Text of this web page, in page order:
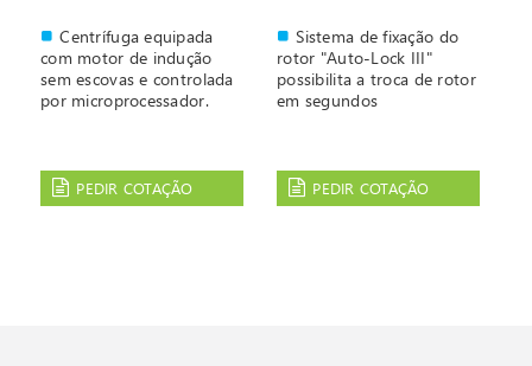
Centrífuga equipada
com motor de indução
sem escovas e controlada
por microprocessador.
PEDIR COTAÇÃO
Sistema de fixação do
rotor "Auto-Lock III"
possibilita a troca de rotor
em segundos
PEDIR COTAÇÃO